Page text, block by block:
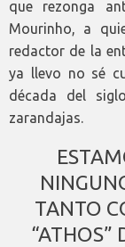
que rezonga
Mourinho, a
redactor de la
ya llevo no sé
década del
zarandajas.
TANTO
“ATHOS”